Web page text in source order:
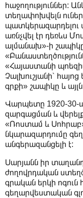
հաջողություններ:
տեղափոխվելն
պատկերազարդելու
առնչվել էր դեռևս
ալմանախ»-ի
«Հայաստանի
Չալխուշյանի՝
գրքի» շապիկը և
Վարպետը 1920-30-
զարգացման և
«Ռոստամ և
նկարազարդումը
անգերազանցելի է:
Սարյանն իր
ժողովրդական
գրական երկի
գեղարվեստական